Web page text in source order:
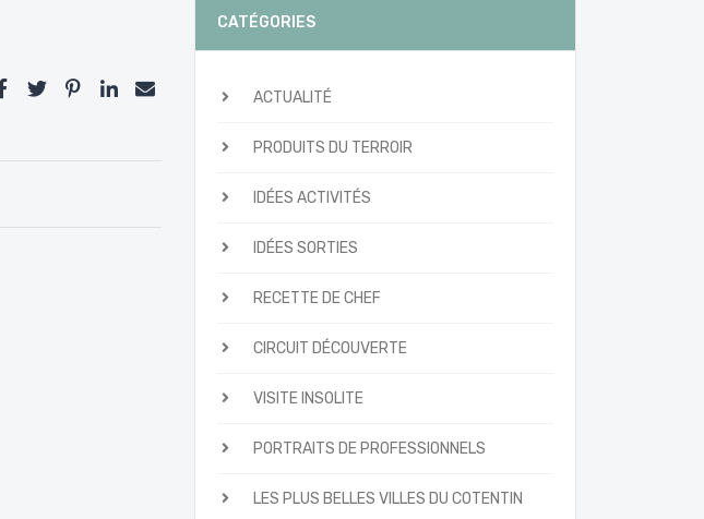
CATÉGORIES
ACTUALITÉ
PRODUITS DU TERROIR
IDÉES ACTIVITÉS
IDÉES SORTIES
RECETTE DE CHEF
CIRCUIT DÉCOUVERTE
VISITE INSOLITE
PORTRAITS DE PROFESSIONNELS
LES PLUS BELLES VILLES DU COTENTIN